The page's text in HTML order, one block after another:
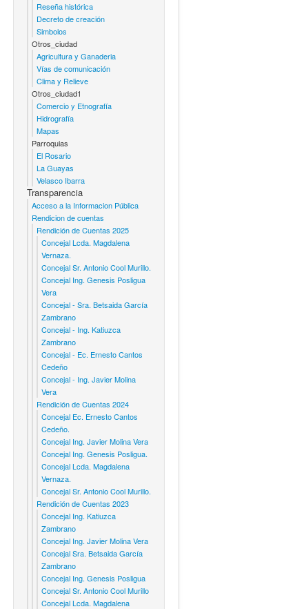
Reseña histórica
Decreto de creación
Simbolos
Otros_ciudad
Agricultura y Ganaderia
Vías de comunicación
Clima y Relieve
Otros_ciudad1
Comercio y Etnografía
Hidrografía
Mapas
Parroquias
El Rosario
La Guayas
Velasco Ibarra
Transparencia
Acceso a la Informacion Pública
Rendicion de cuentas
Rendición de Cuentas 2025
Concejal Lcda. Magdalena
Vernaza.
Concejal Sr. Antonio Cool Murillo.
Concejal Ing. Genesis Posligua
Vera
Concejal - Sra. Betsaida García
Zambrano
Concejal - Ing. Katiuzca
Zambrano
Concejal - Ec. Ernesto Cantos
Cedeño
Concejal - Ing. Javier Molina
Vera
Rendición de Cuentas 2024
Concejal Ec. Ernesto Cantos
Cedeño.
Concejal Ing. Javier Molina Vera
Concejal Ing. Genesis Posligua.
Concejal Lcda. Magdalena
Vernaza.
Concejal Sr. Antonio Cool Murillo.
Rendición de Cuentas 2023
Concejal Ing. Katiuzca
Zambrano
Concejal Ing. Javier Molina Vera
Concejal Sra. Betsaida García
Zambrano
Concejal Ing. Genesis Posligua
Concejal Sr. Antonio Cool Murillo
Concejal Lcda. Magdalena